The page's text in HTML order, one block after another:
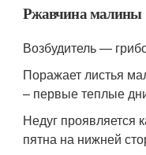
Ржавчина малины
Возбудитель —
Поражает листья
– первые теплые
Недуг проявляется
пятна на нижней